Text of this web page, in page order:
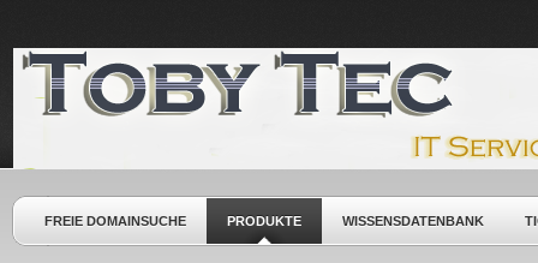
FREIE DOMAINSUCHE PRODUKTE WISSENSDATENBANK